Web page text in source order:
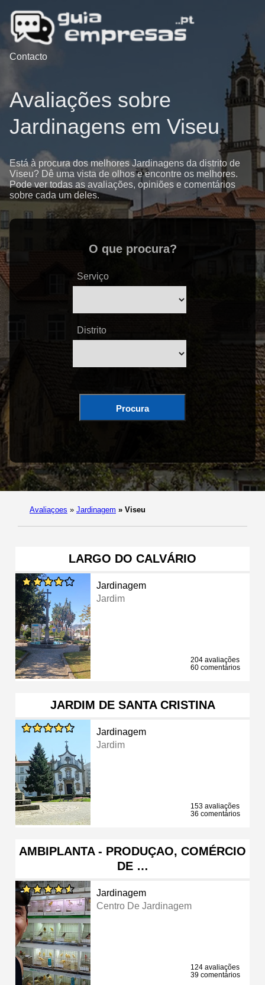
Contacto
Avaliações sobre
Jardinagens em Viseu
Está à procura dos melhores Jardinagens da distrito de
Viseu? Dê uma vista de olhos e encontre os melhores.
Pode ver todas as avaliações, opiniões e comentários
sobre cada um deles.
O que procura?
Serviço
Distrito
Procura
Avaliaçoes » Jardinagem » Viseu
LARGO DO CALVÁRIO
Jardinagem
Jardim
204 avaliações
60 comentários
JARDIM DE SANTA CRISTINA
Jardinagem
Jardim
153 avaliações
36 comentários
AMBIPLANTA - PRODUÇAO, COMÉRCIO
DE …
Jardinagem
Centro De Jardinagem
124 avaliações
39 comentários